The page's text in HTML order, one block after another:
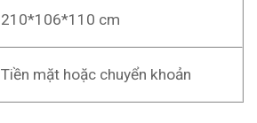
210*106*110 cm
Tiền mặt hoặc chuyển khoản